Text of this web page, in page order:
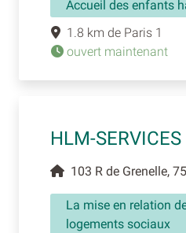
Accueil des enfants
1.8 km de Paris 1
ouvert maintenant
HLM-SERVICES
103 R de Grenelle,
La mise en relation
logements sociaux